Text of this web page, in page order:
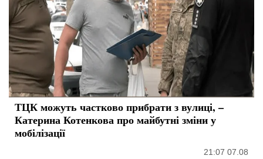
ТЦК можуть частково прибрати з вулиці, –
Катерина Котенкова про майбутні зміни у
мобілізації
21:07 07.08